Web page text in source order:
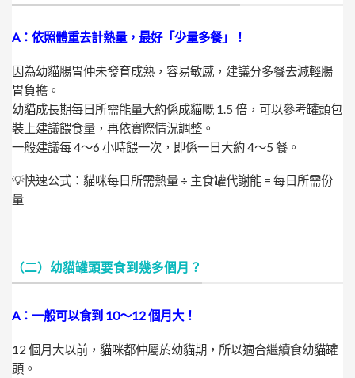
A：依照體重去計熱量，最好「少量多餐」！
因為幼貓腸胃仲未發育成熟，容易敏感，建議分多餐去減輕腸
胃負擔。
幼貓成長期每日所需能量大約係成貓嘅 1.5 倍，可以參考罐頭包
裝上建議餵食量，再依實際情況調整。
一般建議每 4～6 小時餵一次，即係一日大約 4～5 餐。
💡快速公式：貓咪每日所需熱量 ÷ 主食罐代謝能 = 每日所需份
量
（二）幼貓罐頭要食到幾多個月？
A：一般可以食到 10～12 個月大！
12 個月大以前，貓咪都仲屬於幼貓期，所以適合繼續食幼貓罐
頭。